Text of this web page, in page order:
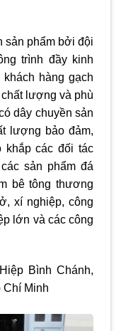
sản phẩm bởi đội
trình đầy kinh
hàng gạch
lượng và phù
dây chuyền sản
lượng bảo đảm,
khắp các đối tác
sản phẩm đá
bê tông thương
xí nghiệp, công
lớn và các công
Bình Chánh,
Minh